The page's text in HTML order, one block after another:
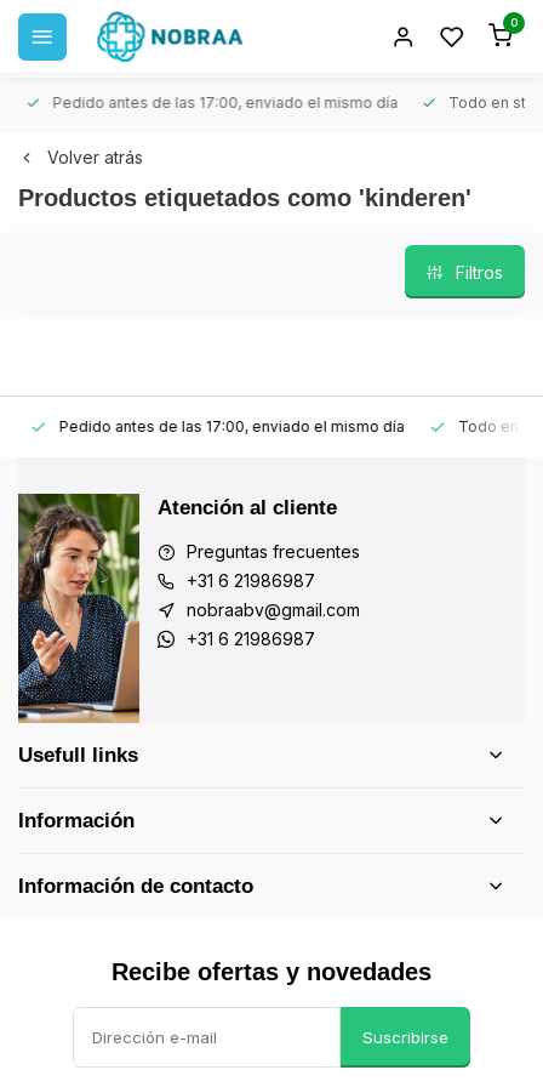
0
Pedido antes de las 17:00, enviado el mismo día Todo en
Volver atrás
Productos etiquetados como 'kinderen'
Filtros
Pedido antes de las 17:00, enviado el mismo día Todo en
Atención al cliente
Preguntas frecuentes
+31 6 21986987
nobraabv@gmail.com
+31 6 21986987
Usefull links
Información
Información de contacto
Recibe ofertas y novedades
Suscribirse